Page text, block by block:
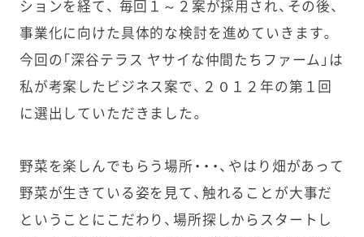
ションを経て、 毎回１～２案が採用され、その後、
事業化に向けた具体的な検討を進めていきます。
今回の「深谷テラス ヤサイな仲間たちファーム」は
私が考案したビジネス案で、２０１２年の第１回
に選出していただきました。
野菜を楽しんでもらう場所・・・、やはり畑があって
野菜が生きている姿を見て、触れることが大事だ
ということにこだわり、場所探しからスタートし